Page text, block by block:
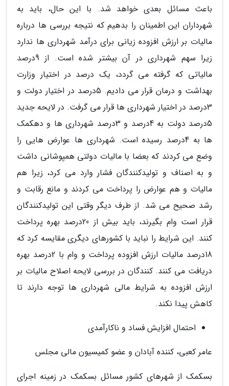
باعث مسائل بعدی خواهد شد. با این حال، باید به
شهرداران این اطمینان را بدهیم که نتیجه بررسی ها درباره
مالیات بر ارزش افزوده زیانی برای درآمد شهرداری ها ندارد
زیرا سهم شهرداری در آن بیشتر شده است. از 9درصد
مالیاتی که گرفته می گردد، یک درصد در اختیار وزارت
بهداشت و درمان قرار می دادیم. 5درصد در اختیار دولت و
3درصد در اختیار شهرداری ها قرار می گرفت. در لایحه جدید
5درصد دولت به 4درصد و 3درصد شهرداری ها و دهکمک
ها به 4درصد رسیده است. شهرداری ها عوارض هایی را
وضع می کردند که بعضا با مالیات دولتی همپوشانی داشت
و به اصناف و تولیدکنندگان فشار وارد می کرد، زیرا هم
مالیات و هم عوارض را پرداخت می کردند و مانع رقابت و
رشد صحیح می شد. از طرف دیگر وقتی این تولیدکنندگان
قرار است وام بگیرند، باید بیش از 20درصد بهره پرداخت
کنند. این شرایط را نباید با کشورهای دیگری مقایسه کرد که
18درصد مالیات ارزش افزوده پرداخت و وام با 2درصد بهره
دریافت می کنند. کنندگان در بررسی لایحه اصلاح مالیات بر
ارزش افزوده به شرایط مالی شهرداری ها توجه دارند تا
کاهش پیدا نکند.
احتمال افزایش فساد و ناکارآمدی
عامر کعبی، کننده آبادان و عضو کمیسیون مالی مجلس
بسکمک از شهرهای کشور مسائل بسکمک در زمینه اجرای